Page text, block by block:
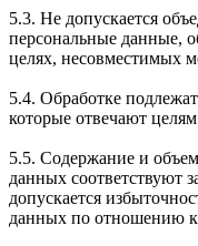
5.3. Не допускается
персональные данные,
целях, несовместимых
5.4. Обработке
которые отвечают
5.5. Содержание и
данных соответствуют
допускается
данных по отношению к